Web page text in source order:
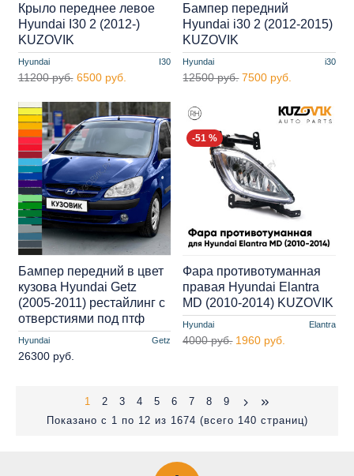
Hyundai I30
Крыло переднее левое
Hyundai I30 2 (2012-)
KUZOVIK
11200 руб. 6500 руб.
Hyundai i30
Бампер передний
Hyundai i30 2 (2012-2015)
KUZOVIK
12500 руб. 7500 руб.
Hyundai Getz
Бампер передний в цвет
кузова Hyundai Getz
(2005-2011) рестайлинг с
отверстиями под птф
26300 руб.
-51 %
Hyundai Elantra
Фара противотуманная
правая Hyundai Elantra
MD (2010-2014) KUZOVIK
4000 руб. 1960 руб.
1 2 3 4 5 6 7 8
9
Показано с 1 по 12 из 1674 (всего 140 страниц)